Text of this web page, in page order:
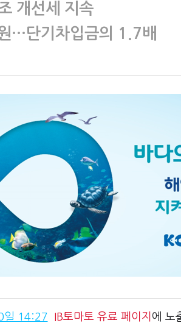
개선세 지속
…단기차입금의 1.7배
일 14:27 IB토마토 유료 페이지 에 노